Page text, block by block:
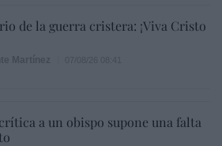
de la guerra cristera: ¡Viva Cristo
a un obispo supone una falta